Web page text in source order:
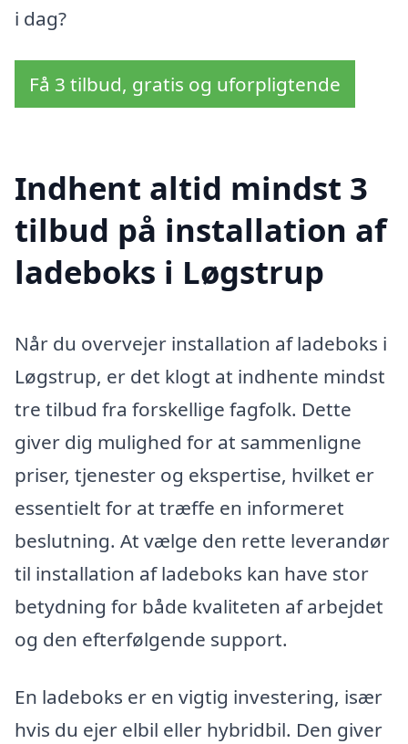
i dag?
Få 3 tilbud, gratis og uforpligtende
Indhent altid mindst 3
tilbud på installation af
ladeboks i Løgstrup
Når du overvejer installation af ladeboks i
Løgstrup, er det klogt at indhente mindst
tre tilbud fra forskellige fagfolk. Dette
giver dig mulighed for at sammenligne
priser, tjenester og ekspertise, hvilket er
essentielt for at træffe en informeret
beslutning. At vælge den rette leverandør
til installation af ladeboks kan have stor
betydning for både kvaliteten af arbejdet
og den efterfølgende support.
En ladeboks er en vigtig investering, især
hvis du ejer elbil eller hybridbil. Den giver